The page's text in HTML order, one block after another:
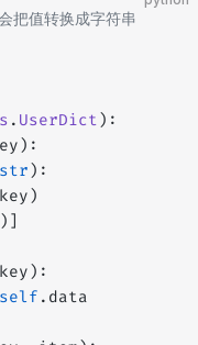
把值转换成字符串
. UserDict ):
str ):
.data